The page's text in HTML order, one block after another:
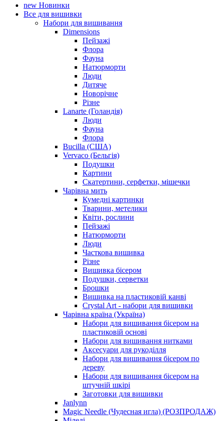
new Новинки
Все для вишивки
Набори для вишивання
Dimensions
Пейзажі
Флора
Фауна
Натюрморти
Люди
Дитяче
Новорічне
Різне
Lanarte (Голандія)
Люди
Фауна
Флора
Bucilla (США)
Vervaco (Бельгія)
Подушки
Картини
Скатертини, серфетки, мішечки
Чарiвна мить
Кумедні картинки
Тварини, метелики
Квіти, рослини
Пейзажі
Натюрморти
Люди
Часткова вишивка
Різне
Вишивка бісером
Подушки, серветки
Брошки
Вишивка на пластиковій канві
Crystal Art - набори для вишивки
Чарівна країна (Україна)
Набори для вишивання бісером на
пластиковій основі
Набори для вишивання нитками
Аксесуари для рукоділля
Набори для вишивання бісером по
дереву
Набори для вишивання бісером на
штучній шкірі
Заготовки для вишивки
Janlynn
Magic Needle (Чудесная игла) (РОЗПРОДАЖ)